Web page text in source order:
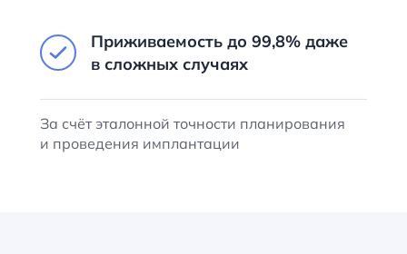
Приживаемость до 99,8% даже
в сложных случаях
За счёт эталонной точности планирования
и проведения имплантации